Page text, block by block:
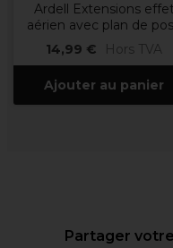
Ardell Extensions effet
aérien avec plan de
14,99 €
Hors TVA
Ajouter au panier
Partager